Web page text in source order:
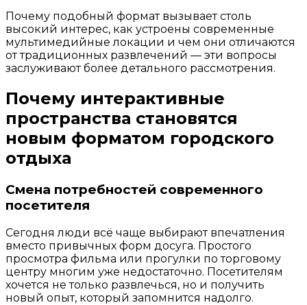
Почему подобный формат вызывает столь
высокий интерес, как устроены современные
мультимедийные локации и чем они отличаются
от традиционных развлечений — эти вопросы
заслуживают более детального рассмотрения.
Почему интерактивные
пространства становятся
новым форматом городского
отдыха
Смена потребностей современного
посетителя
Сегодня люди всё чаще выбирают впечатления
вместо привычных форм досуга. Простого
просмотра фильма или прогулки по торговому
центру многим уже недостаточно. Посетителям
хочется не только развлечься, но и получить
новый опыт, который запомнится надолго.